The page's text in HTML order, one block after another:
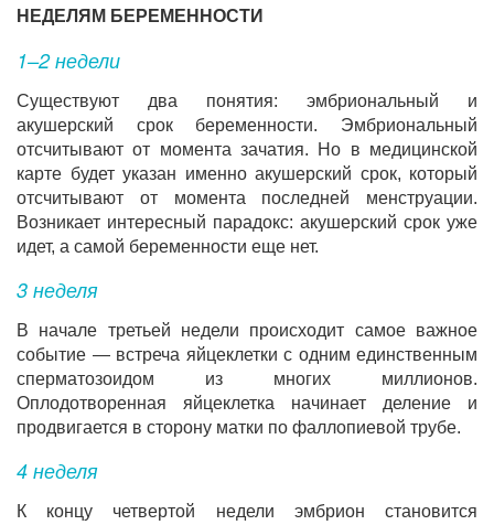
НЕДЕЛЯМ БЕРЕМЕННОСТИ
1–2 недели
Существуют два понятия: эмбриональный и
акушерский срок беременности. Эмбриональный
отсчитывают от момента зачатия. Но в медицинской
карте будет указан именно акушерский срок, который
отсчитывают от момента последней менструации.
Возникает интересный парадокс: акушерский срок уже
идет, а самой беременности еще нет.
3 неделя
В начале третьей недели происходит самое важное
событие — встреча яйцеклетки с одним единственным
сперматозоидом из многих миллионов.
Оплодотворенная яйцеклетка начинает деление и
продвигается в сторону матки по фаллопиевой трубе.
4 неделя
К концу четвертой недели эмбрион становится